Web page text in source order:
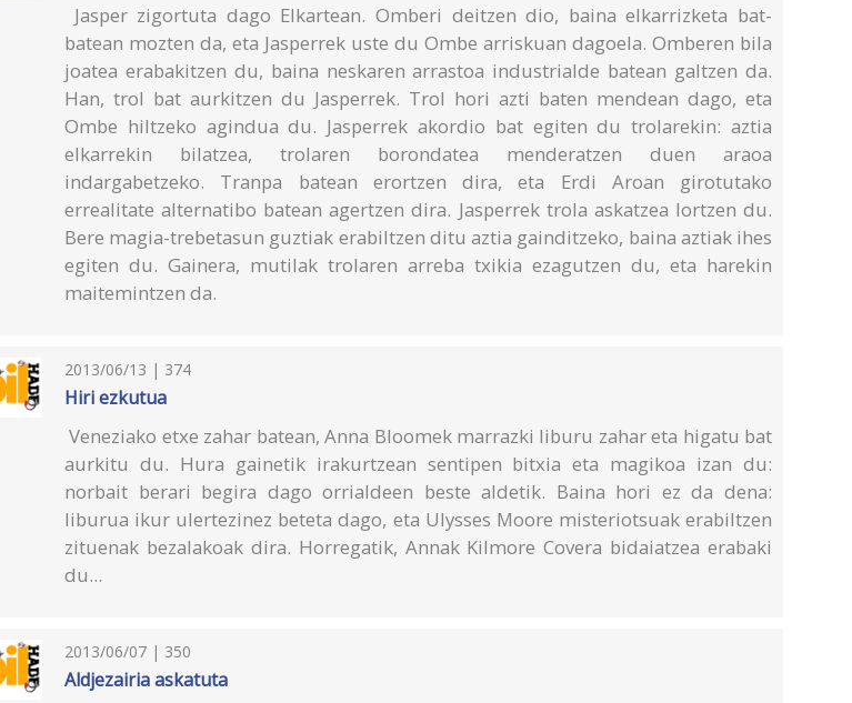
Jasper zigortuta dago Elkartean. Omberi deitzen dio, baina elkarrizketa bat-
batean mozten da, eta Jasperrek uste du Ombe arriskuan dagoela. Omberen bila
joatea erabakitzen du, baina neskaren arrastoa industrialde batean galtzen da.
Han, trol bat aurkitzen du Jasperrek. Trol hori azti baten mendean dago, eta
Ombe hiltzeko agindua du. Jasperrek akordio bat egiten du trolarekin: aztia
elkarrekin bilatzea, trolaren borondatea menderatzen duen araoa
indargabetzeko. Tranpa batean erortzen dira, eta Erdi Aroan girotutako
errealitate alternatibo batean agertzen dira. Jasperrek trola askatzea lortzen du.
Bere magia-trebetasun guztiak erabiltzen ditu aztia gainditzeko, baina aztiak ihes
egiten du. Gainera, mutilak trolaren arreba txikia ezagutzen du, eta harekin
maitemintzen da.
2013/06/13 | 374
Hiri ezkutua
Veneziako etxe zahar batean, Anna Bloomek marrazki liburu zahar eta higatu bat
aurkitu du. Hura gainetik irakurtzean sentipen bitxia eta magikoa izan du:
norbait berari begira dago orrialdeen beste aldetik. Baina hori ez da dena:
liburua ikur ulertezinez beteta dago, eta Ulysses Moore misteriotsuak erabiltzen
zituenak bezalakoak dira. Horregatik, Annak Kilmore Covera bidaiatzea erabaki
du...
2013/06/07 | 350
Aldjezairia askatuta